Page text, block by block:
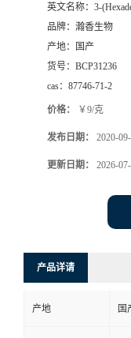
英文名称： 3-
品牌： 瀚香生物
产地：
国产
货号： BCP31236
cas： 87746-71-2
价格： ￥9/克
发布日期： 2020-
更新日期： 2026-
产品详请
产地 国